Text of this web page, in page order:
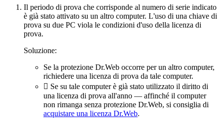
Il periodo di prova che corrisponde al numero di serie indicato
è già stato attivato su un altro computer. L'uso di una chiave di
prova su due PC viola le condizioni d'uso della licenza di
prova.
Soluzione:
Se la protezione Dr.Web occorre per un altro computer,
richiedere una licenza di prova da tale computer.
 Se su tale computer è già stato utilizzato il diritto di
una licenza di prova all'anno — affinché il computer
non rimanga senza protezione Dr.Web, si consiglia di
acquistare una licenza Dr.Web.